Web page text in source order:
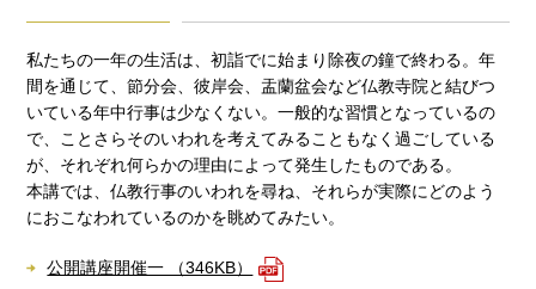
私たちの一年の生活は、初詣でに始まり除夜の鐘で終わる。年
間を通じて、節分会、彼岸会、盂蘭盆会など仏教寺院と結びつ
いている年中行事は少なくない。一般的な習慣となっているの
で、ことさらそのいわれを考えてみることもなく過ごしている
が、それぞれ何らかの理由によって発生したものである。
本講では、仏教行事のいわれを尋ね、それらが実際にどのよう
におこなわれているのかを眺めてみたい。
公開講座開催一 （346KB）